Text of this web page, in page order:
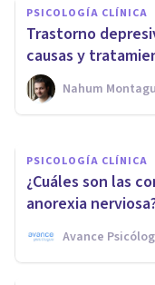
PSICOLOGÍA CLÍNICA
Trastorno
causas y
Nahum
Los 10
trastornos
Nahum
PSICOLOGÍA CLÍNICA
¿Cuáles son las
anorexia
Avance